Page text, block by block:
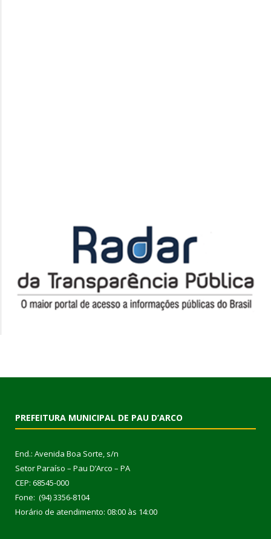
PREFEITURA MUNICIPAL DE PAU D’ARCO
End.: Avenida Boa Sorte, s/n
Setor Paraíso – Pau D’Arco – PA
CEP: 68545-000
Fone: (94) 3356-8104
Horário de atendimento: 08:00 às 14:00